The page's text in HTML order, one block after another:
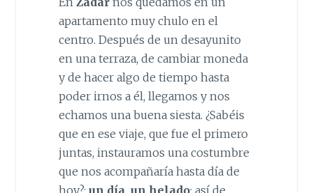
apartamento muy chulo en el
centro. Después de un desayunito
en una terraza, de cambiar moneda
y de hacer algo de tiempo hasta
poder irnos a él, llegamos y nos
echamos una buena siesta. ¿Sabéis
que en ese viaje, que fue el primero
juntas, instauramos una costumbre
que nos acompañaría hasta día de
hoy?: un día, un helado; así de